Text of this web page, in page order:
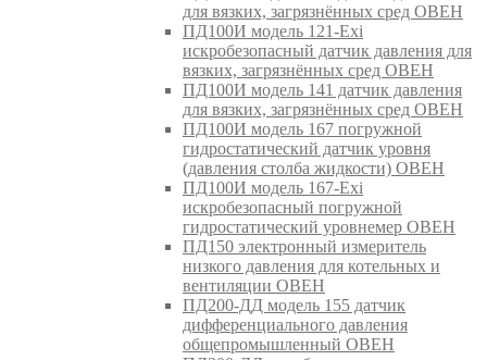
для вязких, загрязнённых сред ОВЕН
ПД100И модель 121-Exi
искробезопасный датчик давления для
вязких, загрязнённых сред ОВЕН
ПД100И модель 141 датчик давления
для вязких, загрязнённых сред ОВЕН
ПД100И модель 167 погружной
гидростатический датчик уровня
(давления столба жидкости) ОВЕН
ПД100И модель 167-Exi
искробезопасный погружной
гидростатический уровнемер ОВЕН
ПД150 электронный измеритель
низкого давления для котельных и
вентиляции ОВЕН
ПД200-ДД модель 155 датчик
дифференциального давления
общепромышленный ОВЕН